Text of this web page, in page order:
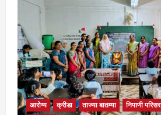
आरोग्य क्रीडा ताज्या बातम्या निपाणी परिसर